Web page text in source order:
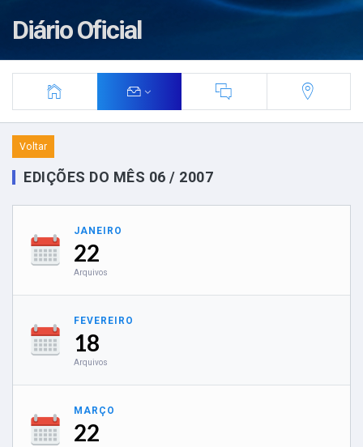
Diário Oficial
Voltar
EDIÇÕES DO MÊS 06 / 2007
JANEIRO
22
Arquivos
FEVEREIRO
18
Arquivos
MARÇO
22